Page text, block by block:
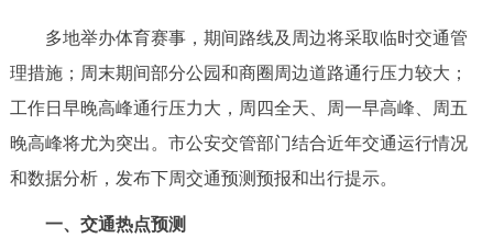
政务公开
市领导 机构职能 政策服务
政策兑现 政策解读 回应关切
多地举办体育赛事，期间路线及周边将采取临时交通管
理措施；周末期间部分公园和商圈周边道路通行压力较大；
工作日早晚高峰通行压力大，周四全天、周一早高峰、周五
晚高峰将尤为突出。市公安交管部门结合近年交通运行情况
和数据分析，发布下周交通预测预报和出行提示。
一、交通热点预测